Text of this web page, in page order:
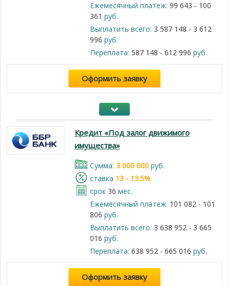
Ежемесячный платеж: 99 643 - 100
361 руб.
Выплатить всего: 3 587 148 - 3 612
996 руб.
Переплата: 587 148 - 612 996 руб.
Оформить заявку
Кредит «Под залог движимого
имущества»
Cумма: 3 000 000руб.
cтавка 13 - 13.5%
срок 36 мес.
Ежемесячный платеж: 101 082 - 101
806 руб.
Выплатить всего: 3 638 952 - 3 665
016 руб.
Переплата: 638 952 - 665 016 руб.
Оформить заявку